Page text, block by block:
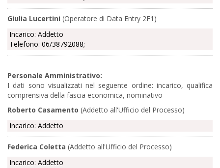
Giulia Lucertini (Operatore di Data Entry 2F1)
Incarico: Addetto
Telefono: 06/38792088;
Personale Amministrativo:
I dati sono visualizzati nel seguente ordine: incarico, qualifica
comprensiva della fascia economica, nominativo
Roberto Casamento (Addetto all'Ufficio del Processo)
Incarico: Addetto
Federica Coletta (Addetto all'Ufficio del Processo)
Incarico: Addetto